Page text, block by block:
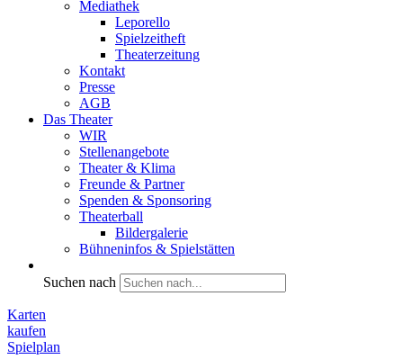
Mediathek
Leporello
Spielzeitheft
Theaterzeitung
Kontakt
Presse
AGB
Das Theater
WIR
Stellenangebote
Theater & Klima
Freunde & Partner
Spenden & Sponsoring
Theaterball
Bildergalerie
Bühneninfos & Spielstätten
Suchen nach
Karten
kaufen
Spielplan